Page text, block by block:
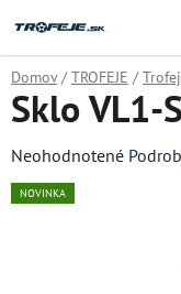
na
obsah
Domov / TROFEJE /
Sklo VL1-
Priemerné
hodnotenie
Neohodnotené
NOVINKA